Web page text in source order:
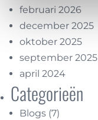
februari 2026
december 2025
oktober 2025
september 2025
april 2024
Categorieën
Blogs (7)